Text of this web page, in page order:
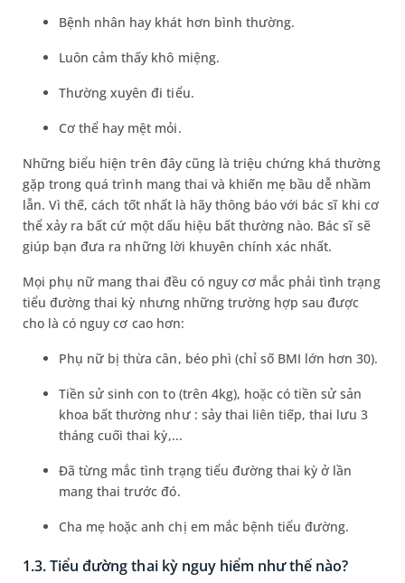
Bệnh nhân hay khát hơn bình thường.
Luôn cảm thấy khô miệng.
Thường xuyên đi tiểu.
Cơ thể hay mệt mỏi.
Những biểu hiện trên đây cũng là triệu chứng khá thường
gặp trong quá trình mang thai và khiến mẹ bầu dễ nhầm
lẫn. Vì thế, cách tốt nhất là hãy thông báo với bác sĩ khi cơ
thể xảy ra bất cứ một dấu hiệu bất thường nào. Bác sĩ sẽ
giúp bạn đưa ra những lời khuyên chính xác nhất.
Mọi phụ nữ mang thai đều có nguy cơ mắc phải tình trạng
tiểu đường thai kỳ nhưng những trường hợp sau được
cho là có nguy cơ cao hơn:
Phụ nữ bị thừa cân, béo phì (chỉ số BMI lớn hơn 30).
Tiền sử sinh con to (trên 4kg), hoặc có tiền sử sản
khoa bất thường như : sảy thai liên tiếp, thai lưu 3
tháng cuối thai kỳ,...
Đã từng mắc tình trạng tiểu đường thai kỳ ở lần
mang thai trước đó.
Cha mẹ hoặc anh chị em mắc bệnh tiểu đường.
1.3. Tiểu đường thai kỳ nguy hiểm như thế nào?